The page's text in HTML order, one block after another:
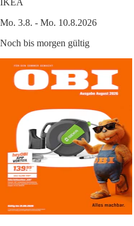
IKEA
Mo. 3.8. - Mo. 10.8.2026
Noch bis morgen gültig